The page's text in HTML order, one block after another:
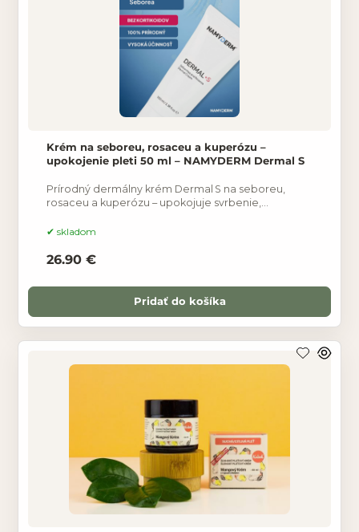
Krém na seboreu, rosaceu a kuperózu –
upokojenie pleti 50 ml – NAMYDERM Dermal S
Prírodný dermálny krém Dermal S na seboreu,
rosaceu a kuperózu – upokojuje svrbenie,
pokožky, vhodný aj pre
skladom
26.90 €
Pridať do košíka